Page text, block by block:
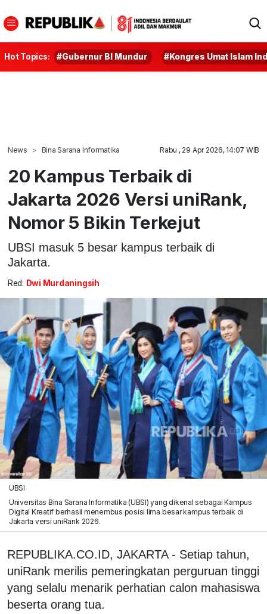
Hot Topics: #Gubernur BI Mundur #Kongres Umat Islam
News Bina Sarana Informatika Rabu , 29 Apr 2026, 14:07 WIB
20 Kampus Terbaik di
Jakarta 2026 Versi uniRank,
Nomor 5 Bikin Terkejut
UBSI masuk 5 besar kampus terbaik di
Jakarta.
Red: Dwi Murdaningsih
UBSI
Universitas Bina Sarana Informatika (UBSI) yang dikenal sebagai Kampus
Digital Kreatif berhasil menembus posisi lima besar kampus terbaik di
Jakarta versi uniRank 2026.
REPUBLIKA.CO.ID, JAKARTA - Setiap tahun,
uniRank merilis pemeringkatan perguruan tinggi
yang selalu menarik perhatian calon mahasiswa
beserta orang tua.